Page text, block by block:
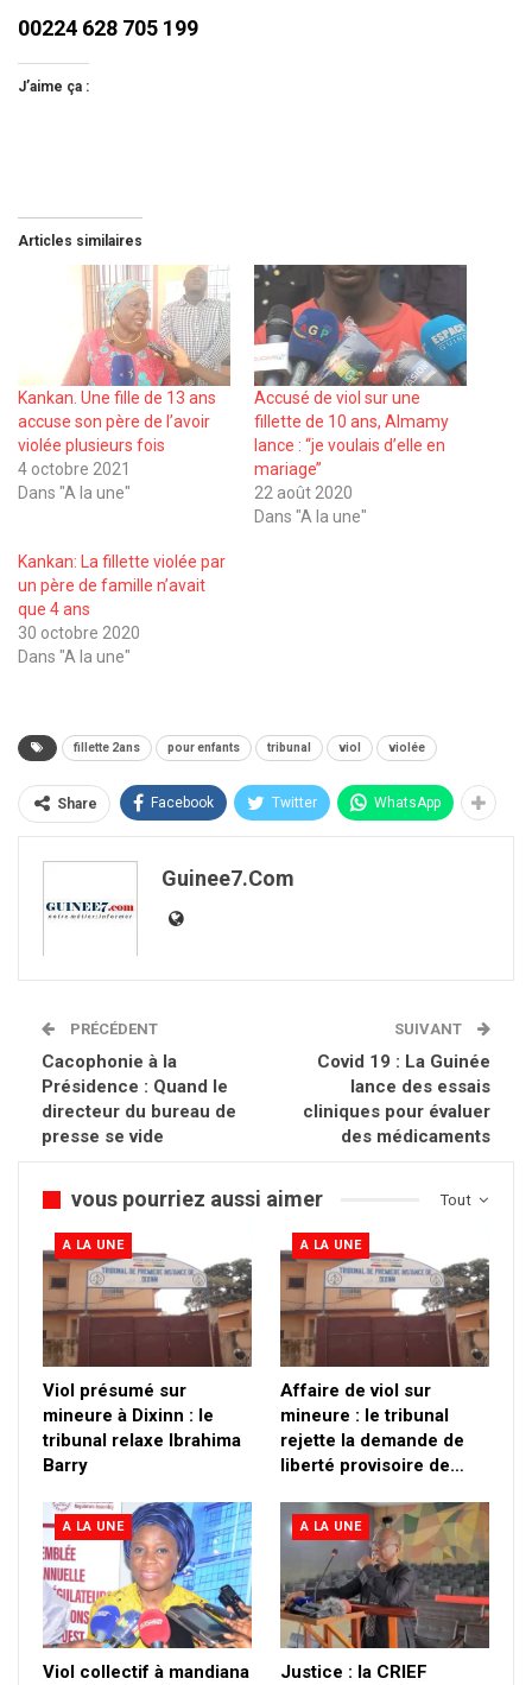
00224 628 705 199
J’aime ça :
Articles similaires
Kankan. Une fille de 13 ans
accuse son père de l’avoir
violée plusieurs fois
4 octobre 2021
Dans "A la une"
Accusé de viol sur une
fillette de 10 ans, Almamy
lance : ‘‘je voulais d’elle en
mariage’’
22 août 2020
Dans "A la une"
Kankan: La fillette violée par
un père de famille n’avait
que 4 ans
30 octobre 2020
Dans "A la une"
fillette 2ans pour enfants tribunal viol violée
Share Facebook Twitter WhatsApp
Guinee7.com
PRÉCÉDENT
Cacophonie à la
Présidence : Quand le
directeur du bureau de
presse se vide
SUIVANT
Covid 19 : La Guinée
lance des essais
cliniques pour évaluer
des médicaments
Tout
vous pourriez aussi aimer
A LA UNE
Viol présumé sur
mineure à Dixinn : le
tribunal relaxe Ibrahima
Barry
A LA UNE
Affaire de viol sur
mineure : le tribunal
rejette la demande de
liberté provisoire de…
A LA UNE
Viol collectif à mandiana
A LA UNE
Justice : la CRIEF